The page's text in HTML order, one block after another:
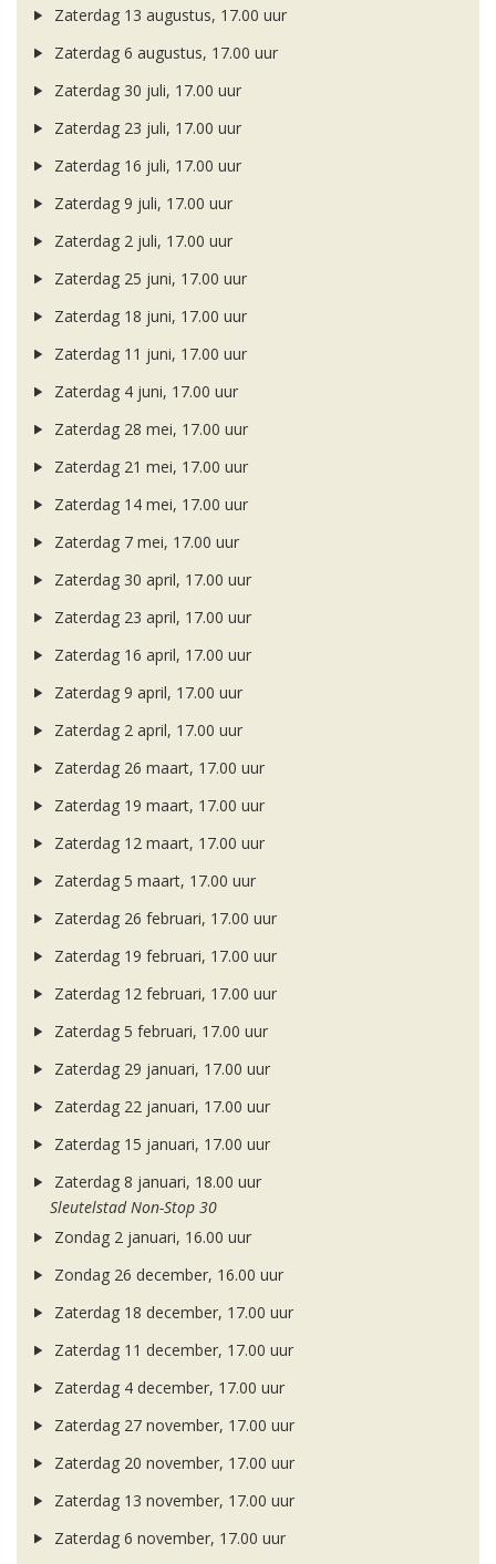
Zaterdag 13 augustus, 17.00 uur
Zaterdag 6 augustus, 17.00 uur
Zaterdag 30 juli, 17.00 uur
Zaterdag 23 juli, 17.00 uur
Zaterdag 16 juli, 17.00 uur
Zaterdag 9 juli, 17.00 uur
Zaterdag 2 juli, 17.00 uur
Zaterdag 25 juni, 17.00 uur
Zaterdag 18 juni, 17.00 uur
Zaterdag 11 juni, 17.00 uur
Zaterdag 4 juni, 17.00 uur
Zaterdag 28 mei, 17.00 uur
Zaterdag 21 mei, 17.00 uur
Zaterdag 14 mei, 17.00 uur
Zaterdag 7 mei, 17.00 uur
Zaterdag 30 april, 17.00 uur
Zaterdag 23 april, 17.00 uur
Zaterdag 16 april, 17.00 uur
Zaterdag 9 april, 17.00 uur
Zaterdag 2 april, 17.00 uur
Zaterdag 26 maart, 17.00 uur
Zaterdag 19 maart, 17.00 uur
Zaterdag 12 maart, 17.00 uur
Zaterdag 5 maart, 17.00 uur
Zaterdag 26 februari, 17.00 uur
Zaterdag 19 februari, 17.00 uur
Zaterdag 12 februari, 17.00 uur
Zaterdag 5 februari, 17.00 uur
Zaterdag 29 januari, 17.00 uur
Zaterdag 22 januari, 17.00 uur
Zaterdag 15 januari, 17.00 uur
Zaterdag 8 januari, 18.00 uur
Sleutelstad Non-Stop 30
Zondag 2 januari, 16.00 uur
Zondag 26 december, 16.00 uur
Zaterdag 18 december, 17.00 uur
Zaterdag 11 december, 17.00 uur
Zaterdag 4 december, 17.00 uur
Zaterdag 27 november, 17.00 uur
Zaterdag 20 november, 17.00 uur
Zaterdag 13 november, 17.00 uur
Zaterdag 6 november, 17.00 uur